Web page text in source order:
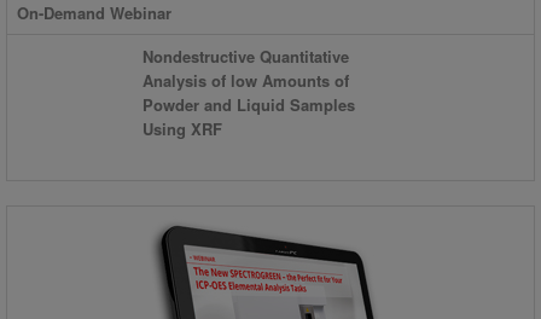
On-Demand Webinar
Nondestructive Quantitative
Analysis of low Amounts of
Powder and Liquid Samples
Using XRF